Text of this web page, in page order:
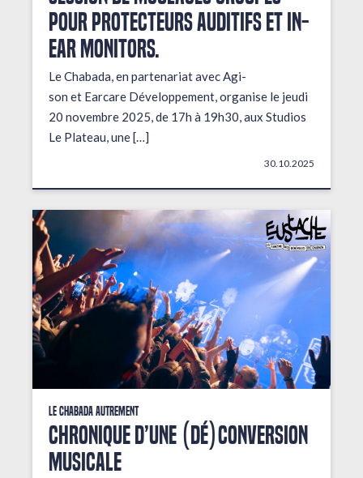
pour protecteurs auditifs et in-
ear monitors.
Le Chabada, en partenariat avec Agi-
son et Earcare Développement, organise le jeudi
20 novembre 2025, de 17h à 19h30, aux Studios
Le Plateau, une […]
30.10.2025
Le Chabada autrement
Chronique d’une (dé)conversion
musicale